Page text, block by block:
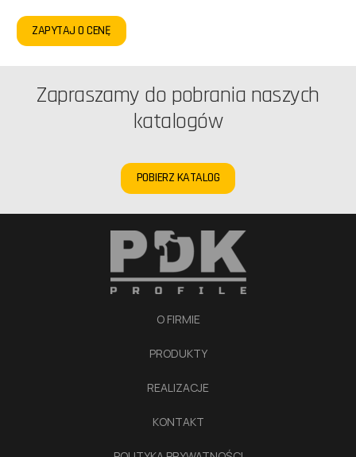
ZAPYTAJ O CENĘ
Zapraszamy do pobrania naszych
katalogów
POBIERZ KATALOG
O FIRMIE
PRODUKTY
REALIZACJE
KONTAKT